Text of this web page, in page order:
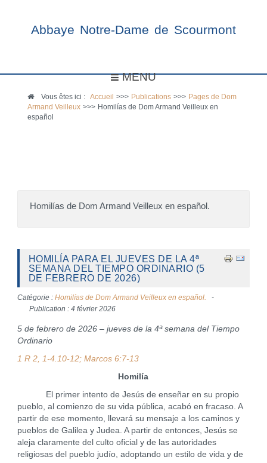
Abbaye Notre-Dame de Scourmont
MENU
Vous êtes ici :Accueil >>> Publications >>> Pages de Dom
Armand Veilleux >>> Homilías de Dom Armand Veilleux en
español
Homilías de Dom Armand Veilleux en español.
HOMILÍA PARA EL JUEVES DE LA 4ª
SEMANA DEL TIEMPO ORDINARIO (5
DE FEBRERO DE 2026)
Catégorie : Homilías de Dom Armand Veilleux en español.
Publication : 4 février 2026
5 de febrero de 2026 – jueves de la 4ª semana del Tiempo
Ordinario
1 R 2, 1-4.10-12; Marcos 6:7-13
Homilía
El primer intento de Jesús de enseñar en su propio
pueblo, al comienzo de su vida pública, acabó en fracaso. A
partir de ese momento, llevará su mensaje a los caminos y
pueblos de Galilea y Judea. A partir de entonces, Jesús se
aleja claramente del culto oficial y de las autoridades
religiosas del pueblo judío, adoptando un estilo de vida y de